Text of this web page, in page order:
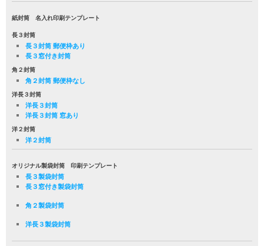
紙封筒 名入れ印刷テンプレート
長３封筒
長３封筒 郵便枠あり
長３窓付き封筒
角２封筒
角２封筒 郵便枠なし
洋長３封筒
洋長３封筒
洋長３封筒 窓あり
洋２封筒
洋２封筒
オリジナル製袋封筒 印刷テンプレート
長３製袋封筒
長３窓付き製袋封筒
角２製袋封筒
洋長３製袋封筒